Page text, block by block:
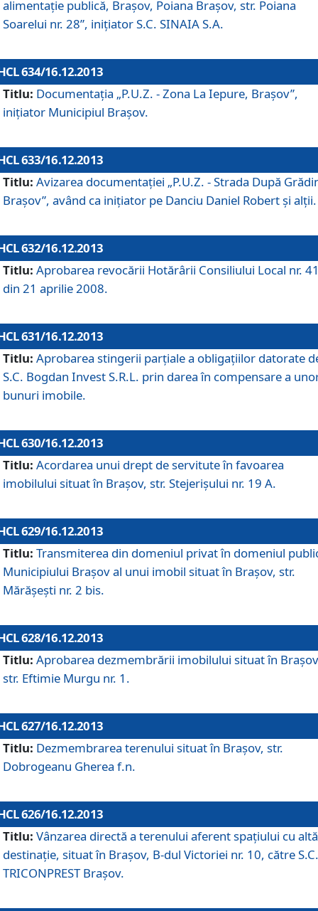
alimentaţie publică, Braşov, Poiana Braşov, str. Poiana
Soarelui nr. 28”, iniţiator S.C. SINAIA S.A.
634/16.12.2013
Titlu: Documentaţia „P.U.Z. - Zona La Iepure, Braşov”,
iniţiator Municipiul Braşov.
633/16.12.2013
Titlu: Avizarea documentaţiei „P.U.Z. - Strada După
Braşov”, având ca iniţiator pe Danciu Daniel Robert şi alţii.
632/16.12.2013
Titlu: Aprobarea revocării Hotărârii Consiliului Local nr.
din 21 aprilie 2008.
631/16.12.2013
Titlu: Aprobarea stingerii parţiale a obligaţiilor datorate
S.C. Bogdan Invest S.R.L. prin darea în compensare a
bunuri imobile.
630/16.12.2013
Titlu: Acordarea unui drept de servitute în favoarea
imobilului situat în Braşov, str. Stejerişului nr. 19 A.
629/16.12.2013
Titlu: Transmiterea din domeniul privat în domeniul
Municipiului Braşov al unui imobil situat în Braşov, str.
Mărăşeşti nr. 2 bis.
628/16.12.2013
Titlu: Aprobarea dezmembrării imobilului situat în
str. Eftimie Murgu nr. 1.
627/16.12.2013
Titlu: Dezmembrarea terenului situat în Braşov, str.
Dobrogeanu Gherea f.n.
626/16.12.2013
Titlu: Vânzarea directă a terenului aferent spaţiului cu altă
destinaţie, situat în Braşov, B-dul Victoriei nr. 10, către S.C.
TRICONPREST Braşov.